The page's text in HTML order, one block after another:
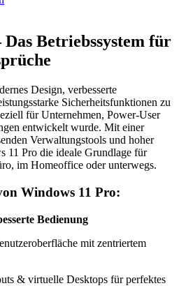
Betriebssystem für
Design, verbesserte
Sicherheitsfunktionen zu
für Unternehmen, Power-User
entwickelt wurde. Mit einer
Verwaltungstools und hoher
11 Pro die ideale Grundlage für
im Homeoffice oder unterwegs.
Windows 11 Pro:
Bedienung
mit zentriertem
& virtuelle Desktops für perfektes